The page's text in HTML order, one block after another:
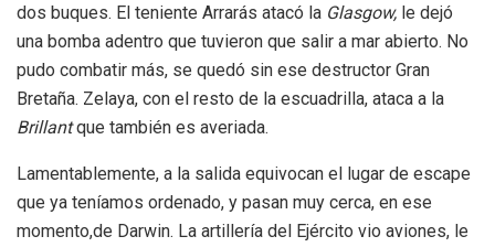
dos buques. El teniente Arrarás atacó la Glasgow, le dejó
una bomba adentro que tuvieron que salir a mar abierto. No
pudo combatir más, se quedó sin ese destructor Gran
Bretaña. Zelaya, con el resto de la escuadrilla, ataca a la
Brillantque también es averiada.
Lamentablemente, a la salida equivocan el lugar de escape
que ya teníamos ordenado, y pasan muy cerca, en ese
momento,de Darwin. La artillería del Ejército vio aviones, le